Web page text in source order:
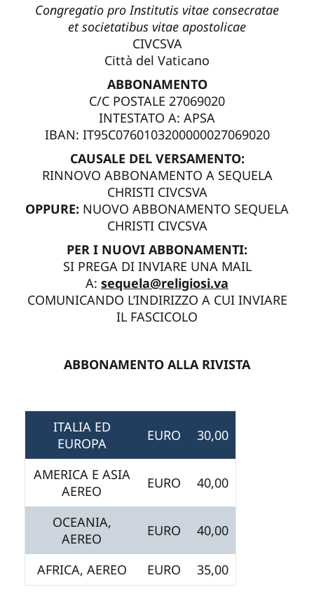
Congregatio pro Institutis vitae consecratae
et societatibus vitae apostolicae
CIVCSVA
Città del Vaticano
ABBONAMENTO
C/C POSTALE 27069020
INTESTATO A: APSA
IBAN: IT95C0760103200000027069020
CAUSALE DEL VERSAMENTO:
RINNOVO ABBONAMENTO A SEQUELA
CHRISTI CIVCSVA
OPPURE: NUOVO ABBONAMENTO SEQUELA
CHRISTI CIVCSVA
PER I NUOVI ABBONAMENTI:
SI PREGA DI INVIARE UNA MAIL
A: sequela@religiosi.va
COMUNICANDO L’INDIRIZZO A CUI INVIARE
IL FASCICOLO
ABBONAMENTO ALLA RIVISTA
ITALIA ED
EUROPA
EURO 30,00
AMERICA E ASIA
AEREO
EURO 40,00
OCEANIA,
AEREO
EURO 40,00
AFRICA, AEREO EURO 35,00